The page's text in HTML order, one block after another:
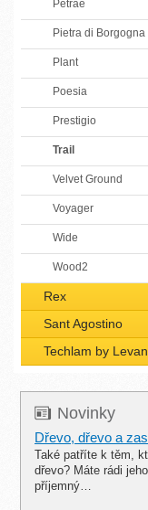
Petrae
Pietra di Borgogna
Plant
Poesia
Prestigio
Trail
Velvet Ground
Voyager
Wide
Wood2
Rex
Sant Agostino
Techlam by
Novinky
Dřevo, dřevo a
Také patříte k těm,
dřevo? Máte rádi jeho
příjemný…